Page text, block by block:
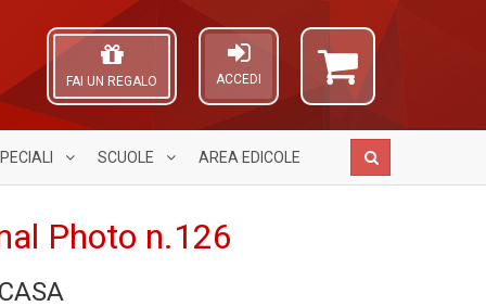
ACCEDI
FAI UN REGALO
SCUOLE AREA EDICOLE
Photo n.126